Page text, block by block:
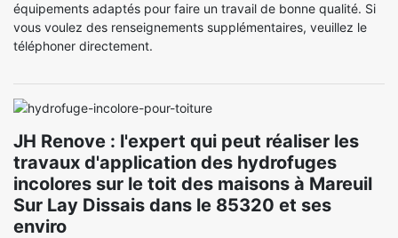
équipements adaptés pour faire un travail de bonne qualité. Si
vous voulez des renseignements supplémentaires, veuillez le
téléphoner directement.
JH Renove : l'expert qui peut réaliser les
travaux d'application des hydrofuges
incolores sur le toit des maisons à Mareuil
Sur Lay Dissais dans le 85320 et ses
enviro